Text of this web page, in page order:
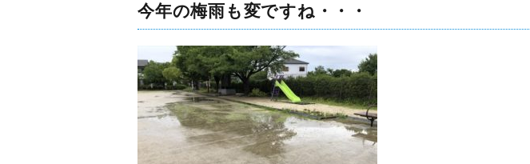
今年の梅雨も変ですね・・・